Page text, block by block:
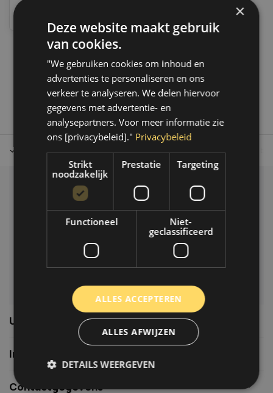
1
Tot 30 dagen retour sturen. Op werkdagen voor 14.00 uur
Klantenservice
Veelgestelde vragen
06-39119169
info@autoklusser.nl
Usefull links
Informatie
Contactgegevens
×
Deze website maakt gebruik
van cookies.
"We gebruiken cookies om inhoud en
advertenties te personaliseren en ons
verkeer te analyseren. We delen hiervoor
gegevens met advertentie- en
analysepartners. Voor meer informatie zie
ons [privacybeleid]." Privacybeleid
Strikt
noodzakelijk
Prestatie Targeting
Functioneel
Niet-
geclassificeerd
ALLES ACCEPTEREN
ALLES AFWIJZEN
DETAILS WEERGEVEN